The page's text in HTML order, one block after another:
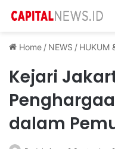
Home / NEWS / HUKUM
Kejari
dalam